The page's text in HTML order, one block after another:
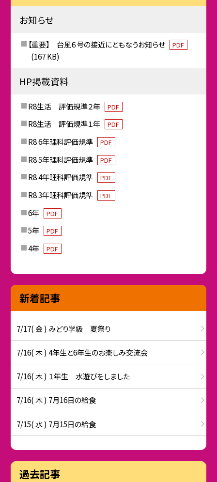
お知らせ
【重要】 台風６号の接近にともなうお知らせ PDF
(167 KB)
HP掲載資料
R8生活 評価規準２年 PDF
R8生活 評価規準１年 PDF
R8 6年理科評価規準 PDF
R8 5年理科評価規準 PDF
R8 4年理科評価規準 PDF
R8 3年理科評価規準 PDF
6年 PDF
5年 PDF
4年 PDF
新着記事
7/17( 金 ) みどり学級 夏祭り
7/16( 木 ) 4年生と6年生のお楽しみ交流会
7/16( 木 ) １年生 水遊びをしました
7/16( 木 ) 7月16日の給食
7/15( 水 ) 7月15日の給食
過去記事